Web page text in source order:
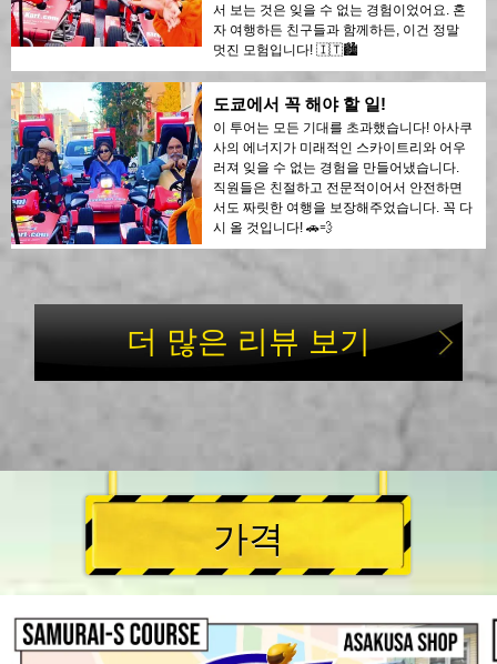
서 보는 것은 잊을 수 없는 경험이었어요. 혼
자 여행하든 친구들과 함께하든, 이건 정말
멋진 모험입니다! 🇮🇹🏙️
도쿄에서 꼭 해야 할 일!
이 투어는 모든 기대를 초과했습니다! 아사쿠
사의 에너지가 미래적인 스카이트리와 어우
러져 잊을 수 없는 경험을 만들어냈습니다.
직원들은 친절하고 전문적이어서 안전하면
서도 짜릿한 여행을 보장해주었습니다. 꼭 다
시 올 것입니다! 🚗💨
더 많은 리뷰 보기
가격